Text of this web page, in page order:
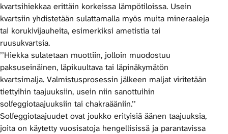
kvartsihiekkaa erittäin korkeissa lämpötiloissa. Usein
kvartsiin yhdistetään sulattamalla myös muita mineraaleja
tai korukivijauheita, esimerkiksi ametistia tai
ruusukvartsia.
’’Hiekka sulatetaan muottiin, jolloin muodostuu
paksuseinäinen, läpikuultava tai läpinäkymätön
kvartsimalja. Valmistusprosessin jälkeen maljat viritetään
tiettyihin taajuuksiin, usein niin sanottuihin
solfeggiotaajuuksiin tai chakraääniin.’’
Solfeggiotaajuudet ovat joukko erityisiä äänen taajuuksia,
joita on käytetty vuosisatoja hengellisissä ja parantavissa